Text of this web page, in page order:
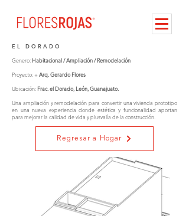
E L D O R A D O
Genero: Habitacional / Ampliación / Remodelación
Proyecto: + Arq. Gerardo Flores
Ubicación: Frac. el Dorado, León, Guanajuato.
Una ampliación y remodelación para convertir una vivienda prototipo
en una nueva experiencia donde estética y funcionalidad aportan
para mejorar la calidad de vida y plusvalía de la construcción.
Regresar a Hogar